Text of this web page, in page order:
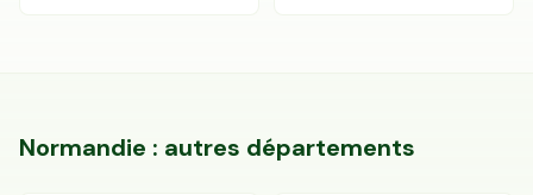
Normandie : autres départements